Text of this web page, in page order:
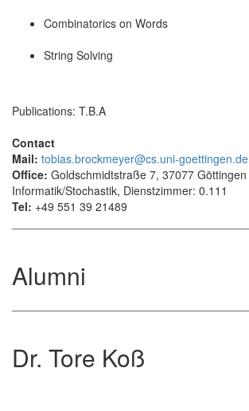
Combinatorics on Words
String Solving
Publications: T.B.A
Contact
Mail: tobias.brockmeyer@cs.uni-goettingen.de
Office: Goldschmidtstraße 7, 37077 Göttingen
Informatik/Stochastik, Dienstzimmer: 0.111
Tel: +49 551 39 21489
Alumni
Dr. Tore Koß